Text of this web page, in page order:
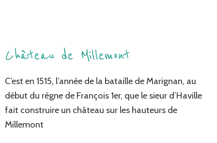
Château de Millemont
C’est en 1515, l’année de la bataille de Marignan, au
début du règne de François 1er, que le sieur d’Haville
fait construire un château sur les hauteurs de
Millemont